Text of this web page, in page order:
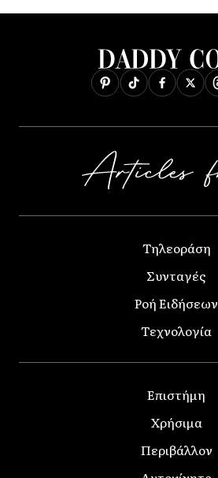
Τηλεοράση
Συνταγές
Ροή Ειδήσεων
Τεχνολογία
Επιστήμη
Χρήσιμα
Περιβάλλον